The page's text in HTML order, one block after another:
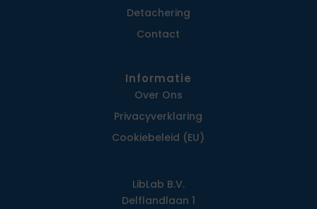
Detachering
Contact
Informatie
Over Ons
Privacy­verklaring
Cookiebeleid (EU)
LibLab B.V.
Delflandlaan 1